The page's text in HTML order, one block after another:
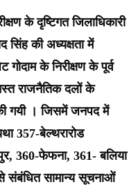
के दृष्टिगत जिलाधिकारी
सिंह की अध्यक्षता में
गोदाम के निरीक्षण के पूर्व
राजनैतिक दलों के
गयी । जिसमें जनपद में
357-बेल्थरारोड
360-फेफना, 361- बलिया
संबंधित सामान्य सूचनाओं